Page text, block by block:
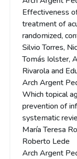
Effectiveness
treatment of
randomized,
Silvio Torres,
Tomás Iolster,
Rivarola and
Arch Argent
Which topical
prevention of
systematic
María Teresa
Roberto Lede
Arch Argent